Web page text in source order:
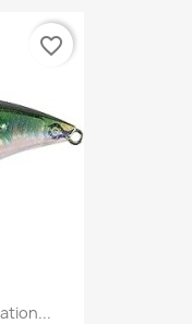
favorite_border